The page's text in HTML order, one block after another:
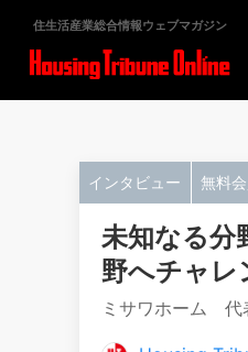
住生活産業総合情報ウェブマガジン
インタビュー 無料
未知なる分
野へチャレ
ミサワホーム